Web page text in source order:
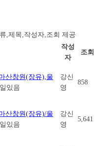
,제목,작성자,조회 제공
작성
자
조회
산창원(장유),울
강신
영
858
산창원(장유)/울
강신
영
5,641